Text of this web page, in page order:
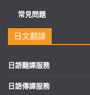
常見問題
日文翻譯
日語翻譯服務
日語傳譯服務